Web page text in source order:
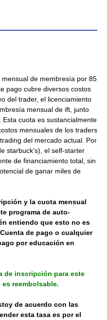
de membresía por 85
pago cubre diversos costos
del trader, el licenciamiento
mensual de ift, junto
cuota es sustancialmente
mensuales de los traders
del mercado actual. Por
starbuck’s), el self-starter
de financiamiento total, sin
de ganar miles de
y la cuota mensual
programa de auto-
entiendo que esto no es
de pago o cualquier
por educación en
de inscripción para este
reembolsable.
de acuerdo con las
esta tasa es por el